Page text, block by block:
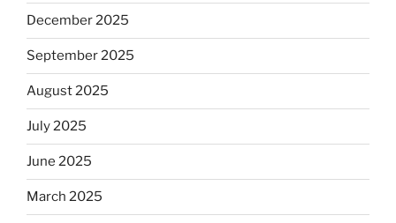
December 2025
September 2025
August 2025
July 2025
June 2025
March 2025